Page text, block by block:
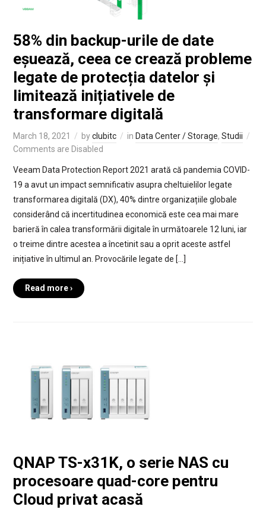
58% din backup-urile de date
eșuează, ceea ce crează probleme
legate de protecția datelor și
limitează inițiativele de
transformare digitală
March 18, 2021 byclubitc in Data Center / Storage, Studii
Comments are Disabled
Veeam Data Protection Report 2021 arată că pandemia COVID-
19 a avut un impact semnificativ asupra cheltuielilor legate
transformarea digitală (DX), 40% dintre organizațiile globale
considerând că incertitudinea economică este cea mai mare
barieră în calea transformării digitale în următoarele 12 luni, iar
o treime dintre acestea a încetinit sau a oprit aceste astfel
inițiative în ultimul an. Provocările legate de […]
Read more ›
QNAP TS-x31K, o serie NAS cu
procesoare quad-core pentru
Cloud privat acasă